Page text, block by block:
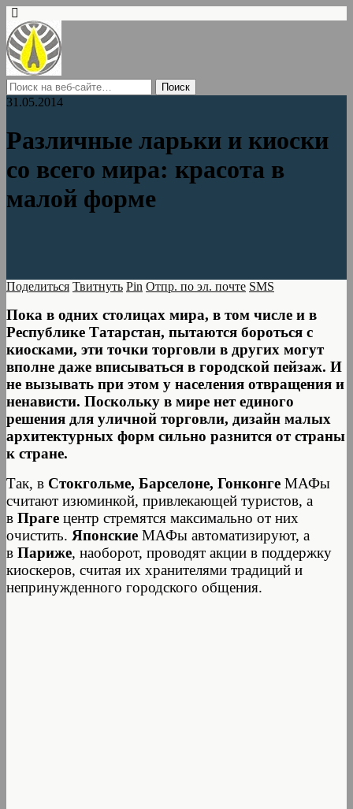
31.05.2014
Различные ларьки и киоски
со всего мира: красота в
малой форме
Поделиться Твитнуть Pin Отпр. по эл. почте SMS
Пока в одних столицах мира, в том числе и в
Республике Татарстан, пытаются бороться с
киосками, эти точки торговли в других могут
вполне даже вписываться в городской пейзаж. И
не вызывать при этом у населения отвращения и
ненависти. Поскольку в мире нет единого
решения для уличной торговли, дизайн малых
архитектурных форм сильно разнится от страны
к стране.
Так, в Стокгольме, Барселоне, Гонконге МАФы
считают изюминкой, привлекающей туристов, а
в Праге центр стремятся максимально от них
очистить. Японские МАФы автоматизируют, а
в Париже, наоборот, проводят акции в поддержку
киоскеров, считая их хранителями традиций и
непринужденного городского общения.